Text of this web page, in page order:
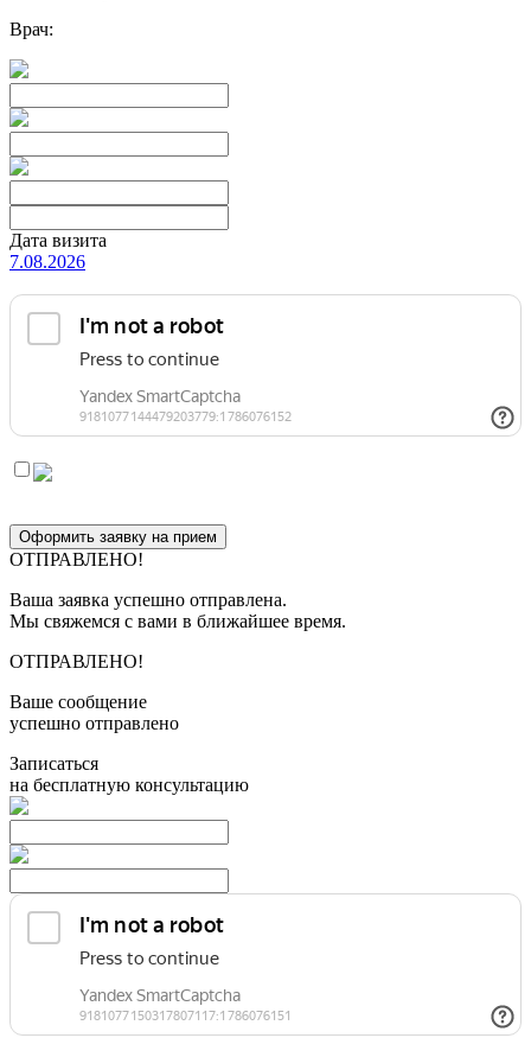
Врач:
Дата визита
7.08.2026
Оформить заявку на прием
ОТПРАВЛЕНО!
Ваша заявка успешно отправлена.
Мы свяжемся с вами в ближайшее время.
ОТПРАВЛЕНО!
Ваше сообщение
успешно отправлено
Записаться
на бесплатную консультацию